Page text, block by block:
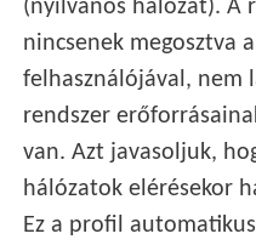
(nyilvános hálózat). A
nincsenek megosztva
felhasználójával, nem
rendszer
van. Azt javasoljuk,
hálózatok elérésekor
Ez a profil